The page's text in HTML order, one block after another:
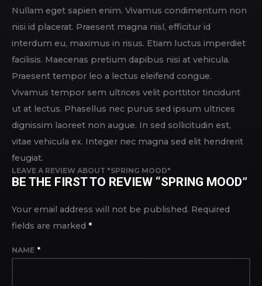
Nullam eget sapien enim. Vivamus condimentum non
nisi id placerat. Praesent magna nisl, efficitur id
interdum eu, maximus in risus. Etiam luctus imperdiet
facilisis. Maecenas pretium dapibus nisi at vehicula.
Praesent tempor leo a lectus eleifend congue.
Vivamus tempor sem ultrices velit porttitor tincidunt
ut at lectus. Phasellus nec purus sed ipsum ultrices
dignissim laoreet non augue. In sed sollicitudin est,
vitae vehicula ex. Integer nec magna sed elit hendrerit
feugiat.
LEAVE A REVIEW ABOUT "SPRING MOOD"
BE THE FIRST TO REVIEW “SPRING MOOD”
Your email address will not be published. Required
fields are marked *
NAME *